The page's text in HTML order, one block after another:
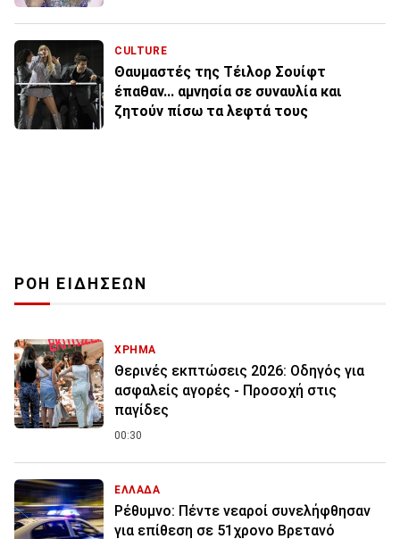
CULTURE
Θαυμαστές της Τέιλορ Σουίφτ
έπαθαν... αμνησία σε συναυλία και
ζητούν πίσω τα λεφτά τους
ΡΟΗ ΕΙΔΗΣΕΩΝ
ΧΡΗΜΑ
Θερινές εκπτώσεις 2026: Οδηγός για
ασφαλείς αγορές - Προσοχή στις
παγίδες
00:30
ΕΛΛΑΔΑ
Ρέθυμνο: Πέντε νεαροί συνελήφθησαν
για επίθεση σε 51χρονο Βρετανό